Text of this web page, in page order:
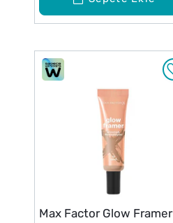
Max Factor Glow Framer